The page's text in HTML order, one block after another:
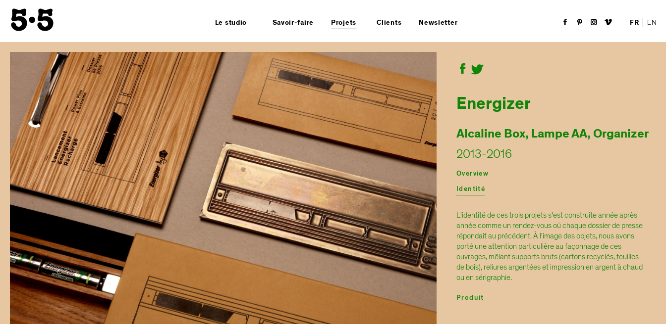
Le studio
Design durable
Équipe
Contacts
Informations
légales
Savoir-faire Projets
Stratégie
Espace
Produit
Manifeste
Clients Newsletter FR EN
Energizer
Alcaline Box, Lampe AA, Organizer
2013-2016
Overview
Identité
L'identité de ces trois projets s'est construite année après
année comme un rendez-vous où chaque dossier de presse
répondait au précédent. À l'image des objets, nous avons
porté une attention particulière au façonnage de ces
ouvrages, mêlant supports bruts (cartons recyclés, feuilles
de bois), reliures argentées et impression en argent à chaud
ou en sérigraphie.
Produit